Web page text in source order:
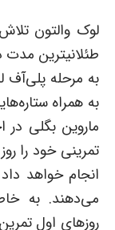
به همراه
ماروین بگلی در
تمرینی خود را
انجام خواهد
می‌دهند. به
روزهای اول